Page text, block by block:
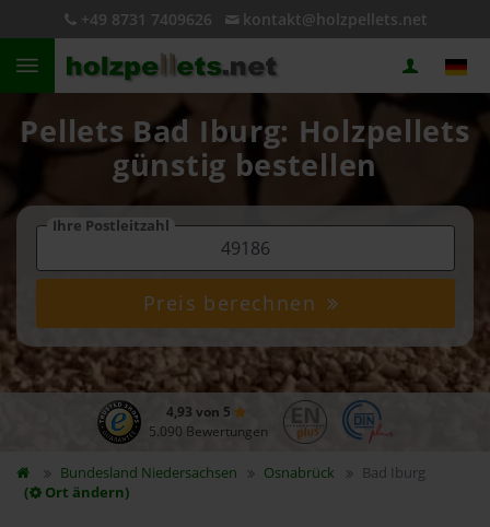
+49 8731 7409626 kontakt@holzpellets.net
Pellets Bad Iburg: Holzpellets
günstig bestellen
Ihre Postleitzahl
Preis berechnen
4,93 von 5
5.090 Bewertungen
Bundesland Niedersachsen Osnabrück
Bad Iburg
(
Ort ändern)